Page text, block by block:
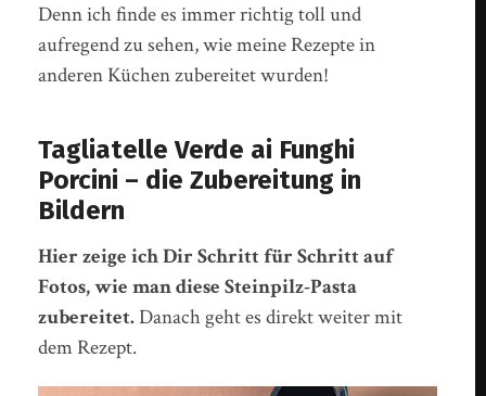
Denn ich finde es immer richtig toll und
aufregend zu sehen, wie meine Rezepte in
anderen Küchen zubereitet wurden!
Tagliatelle Verde ai Funghi
Porcini – die Zubereitung in
Bildern
Hier zeige ich Dir Schritt für Schritt auf
Fotos, wie man diese Steinpilz-Pasta
zubereitet.Danach geht es direkt weiter mit
dem Rezept.